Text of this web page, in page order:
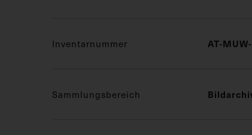
Inventarnummer AT-
Sammlungsbereich